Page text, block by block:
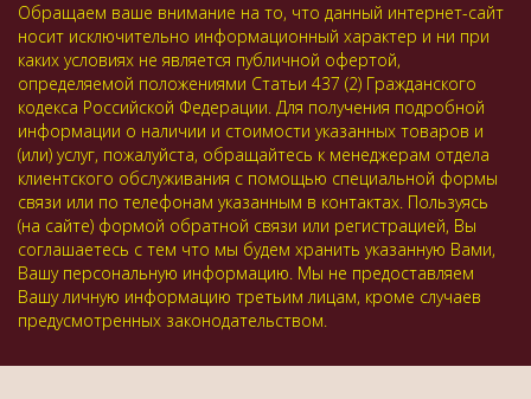
Обращаем ваше внимание на то, что данный интернет-сайт
носит исключительно информационный характер и ни при
каких условиях не является публичной офертой,
определяемой положениями Статьи 437 (2) Гражданского
кодекса Российской Федерации. Для получения подробной
информации о наличии и стоимости указанных товаров и
(или) услуг, пожалуйста, обращайтесь к менеджерам отдела
клиентского обслуживания с помощью специальной формы
связи или по телефонам указанным в контактах. Пользуясь
(на сайте) формой обратной связи или регистрацией, Вы
соглашаетесь с тем что мы будем хранить указанную Вами,
Вашу персональную информацию. Мы не предоставляем
Вашу личную информацию третьим лицам, кроме случаев
предусмотренных законодательством.